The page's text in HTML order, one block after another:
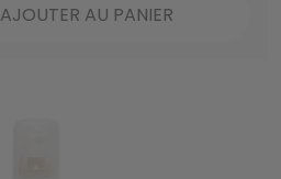
AJOUTER AU PANIER